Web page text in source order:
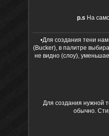
p.s На
•Для создания тени
(Bucker), в палитре
не видно (слоу),
Для создания нужной
обычно.